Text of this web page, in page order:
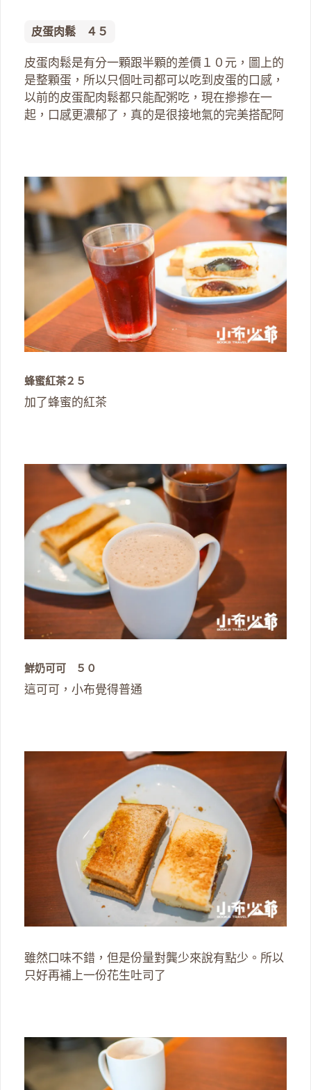
皮蛋肉鬆 ４５
皮蛋肉鬆是有分一顆跟半顆的差價１０元，圖上的
是整顆蛋，所以只個吐司都可以吃到皮蛋的口感，
以前的皮蛋配肉鬆都只能配粥吃，現在摻摻在一
起，口感更濃郁了，真的是很接地氣的完美搭配阿
蜂蜜紅茶２５
加了蜂蜜的紅茶
鮮奶可可 ５０
這可可，小布覺得普通
雖然口味不錯，但是份量對龔少來說有點少。所以
只好再補上一份花生吐司了